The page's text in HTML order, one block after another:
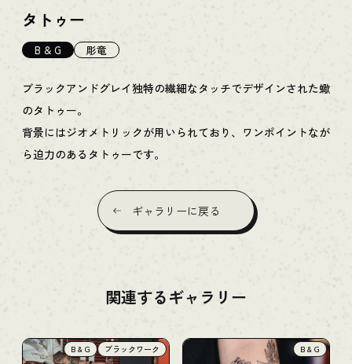
タトゥー
B & G 彫竜
ブラックアンドグレイ独特の繊細なタッチでデザインされた蠍
のタトゥー。
背景にはジオメトリックが用いられており、ワンポイントなが
ら迫力のあるタトゥーです。
ギャラリーに戻る
関連するギャラリー
B & G ブラックワーク B & G